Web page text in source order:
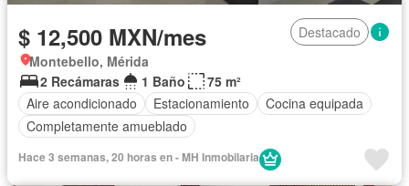
$ 12,500 MXN/mes
Destacado
Montebello, Mérida
2 Recámaras
1 Baño
75 m²
Aire acondicionado
Estacionamiento
Cocina equipada
Completamente amueblado
Hace 3 semanas, 20 horas en - MH Inmobilaria